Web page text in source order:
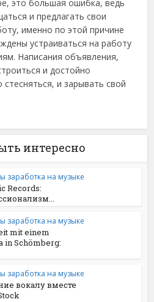
это большая ошибка, ведь
и предлагать свои
именно по этой причине
устраиваться на работу
Написания объявления,
и достойно
и зарывать свой
интересно
заработка на музыке
Records:
заработка на музыке
mit einem
in Schömberg:
заработка на музыке
вокалу вместе